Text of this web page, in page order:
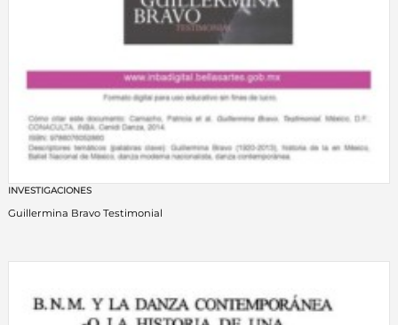
INVESTIGACIONES
Guillermina Bravo Testimonial